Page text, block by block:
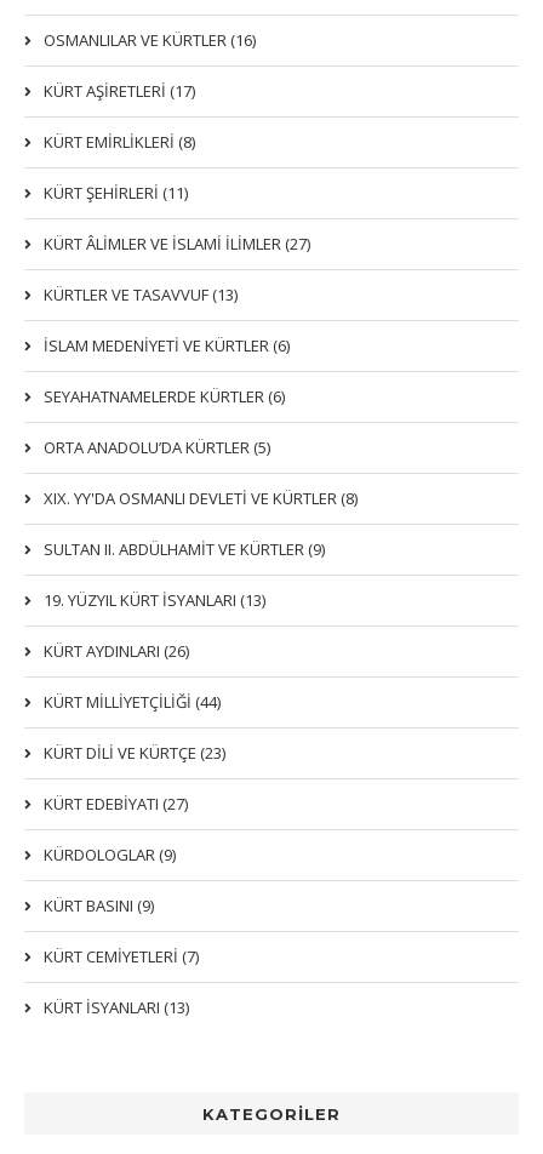
KATEGORİLER
OSMANLILAR VE KÜRTLER (16)
KÜRT AŞİRETLERİ (17)
KÜRT EMİRLİKLERİ (8)
KÜRT ŞEHİRLERİ (11)
KÜRT ÂLİMLER VE İSLAMİ İLİMLER (27)
KÜRTLER VE TASAVVUF (13)
İSLAM MEDENİYETİ VE KÜRTLER (6)
SEYAHATNAMELERDE KÜRTLER (6)
ORTA ANADOLU’DA KÜRTLER (5)
XIX. YY'DA OSMANLI DEVLETI VE KÜRTLER (8)
SULTAN II. ABDÜLHAMİT VE KÜRTLER (9)
19. YÜZYIL KÜRT İSYANLARI (13)
KÜRT AYDINLARI (26)
KÜRT MİLLİYETÇİLİĞİ (44)
KÜRT DİLİ VE KÜRTÇE (23)
KÜRT EDEBİYATI (27)
KÜRDOLOGLAR (9)
KÜRT BASINI (9)
KÜRT CEMİYETLERİ (7)
KÜRT İSYANLARI (13)